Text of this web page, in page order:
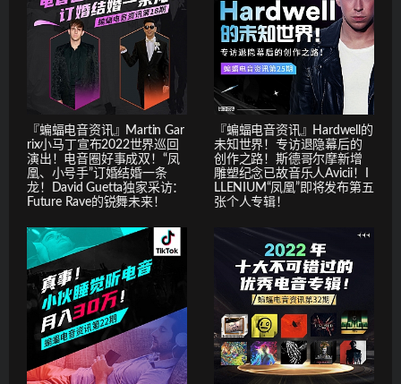
『蝙蝠电音资讯』Martin Gar
rix小马丁宣布2022世界巡回
演出！电音圈好事成双！“凤
凰、小号手”订婚结婚一条
龙！David Guetta独家采访：
Future Rave的锐舞未来！
『蝙蝠电音资讯』Hardwell的
未知世界！专访退隐幕后的
创作之路！斯德哥尔摩新增
雕塑纪念已故音乐人Avicii！I
LLENIUM“凤凰”即将发布第五
张个人专辑！